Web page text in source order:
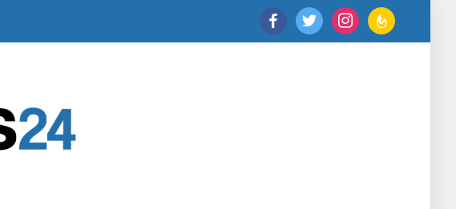
facebooktwitter instagramfeedburner